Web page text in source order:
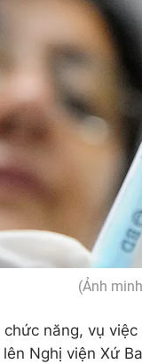
(Ảnh
năng, vụ
Nghị viện Xứ